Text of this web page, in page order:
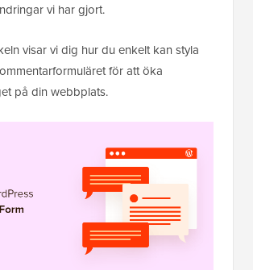
vi har gjort.
visar vi dig hur du enkelt kan styla
för att öka
på din webbplats.